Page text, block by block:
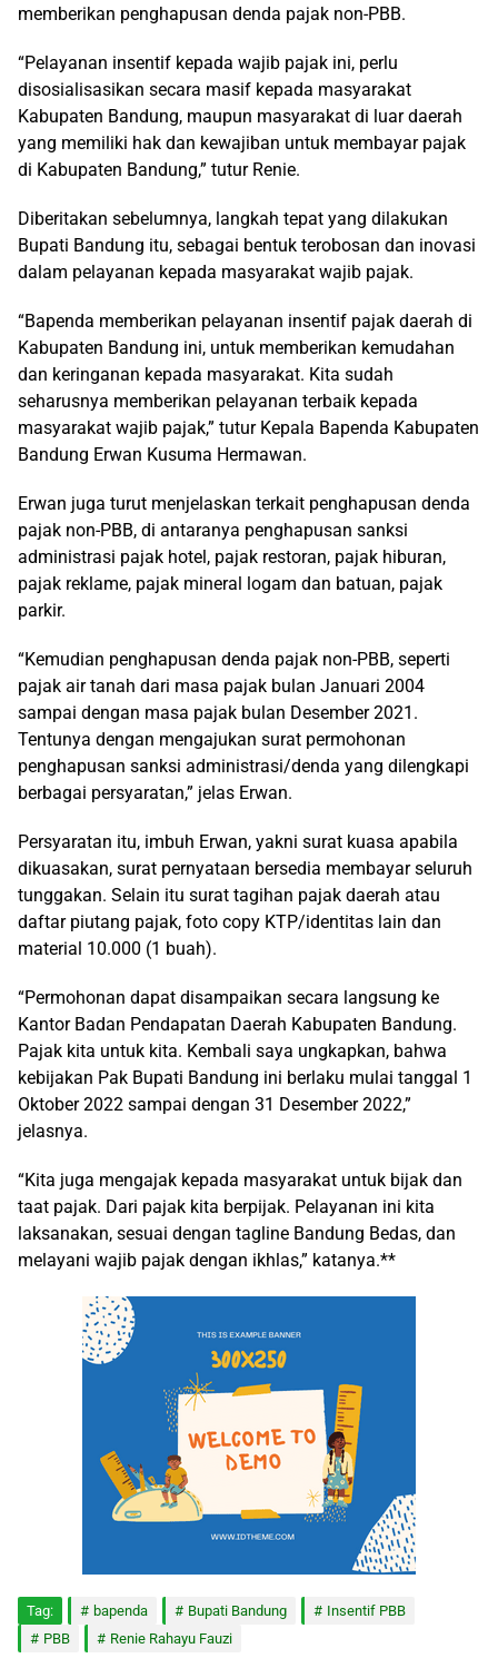
memberikan penghapusan denda pajak non-PBB.
“Pelayanan insentif kepada wajib pajak ini, perlu
disosialisasikan secara masif kepada masyarakat
Kabupaten Bandung, maupun masyarakat di luar daerah
yang memiliki hak dan kewajiban untuk membayar pajak
di Kabupaten Bandung,” tutur Renie.
Diberitakan sebelumnya, langkah tepat yang dilakukan
Bupati Bandung itu, sebagai bentuk terobosan dan inovasi
dalam pelayanan kepada masyarakat wajib pajak.
“Bapenda memberikan pelayanan insentif pajak daerah di
Kabupaten Bandung ini, untuk memberikan kemudahan
dan keringanan kepada masyarakat. Kita sudah
seharusnya memberikan pelayanan terbaik kepada
masyarakat wajib pajak,” tutur Kepala Bapenda Kabupaten
Bandung Erwan Kusuma Hermawan.
Erwan juga turut menjelaskan terkait penghapusan denda
pajak non-PBB, di antaranya penghapusan sanksi
administrasi pajak hotel, pajak restoran, pajak hiburan,
pajak reklame, pajak mineral logam dan batuan, pajak
parkir.
“Kemudian penghapusan denda pajak non-PBB, seperti
pajak air tanah dari masa pajak bulan Januari 2004
sampai dengan masa pajak bulan Desember 2021.
Tentunya dengan mengajukan surat permohonan
penghapusan sanksi administrasi/denda yang dilengkapi
berbagai persyaratan,” jelas Erwan.
Persyaratan itu, imbuh Erwan, yakni surat kuasa apabila
dikuasakan, surat pernyataan bersedia membayar seluruh
tunggakan. Selain itu surat tagihan pajak daerah atau
daftar piutang pajak, foto copy KTP/identitas lain dan
material 10.000 (1 buah).
“Permohonan dapat disampaikan secara langsung ke
Kantor Badan Pendapatan Daerah Kabupaten Bandung.
Pajak kita untuk kita. Kembali saya ungkapkan, bahwa
kebijakan Pak Bupati Bandung ini berlaku mulai tanggal 1
Oktober 2022 sampai dengan 31 Desember 2022,”
jelasnya.
“Kita juga mengajak kepada masyarakat untuk bijak dan
taat pajak. Dari pajak kita berpijak. Pelayanan ini kita
laksanakan, sesuai dengan tagline Bandung Bedas, dan
melayani wajib pajak dengan ikhlas,” katanya.**
Tag: bapenda Bupati Bandung
Insentif PBB
PBB
Renie Rahayu Fauzi